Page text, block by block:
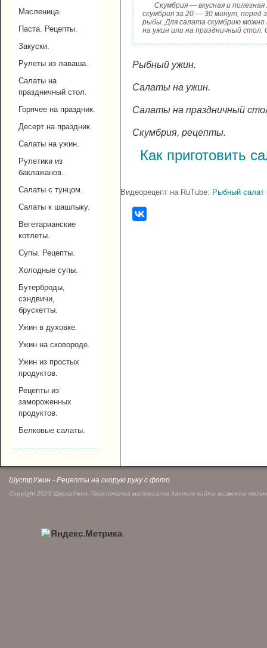
Масленица.
Паста. Рецепты.
Закуски.
Рулеты из лаваша.
Салаты на
праздничный стол.
Горячее на праздник.
Десерт на праздник.
Салаты на ужин.
Рулетики из
баклажанов.
Салаты с тунцом.
Салаты к шашлыку.
Вегетарианские
котлеты.
Супы. Рецепты.
Холодные супы.
Бутерброды,
сэндвичи,
брускетты.
Ужин в духовке.
Ужин на сковороде.
Ужин из простых
продуктов.
Рецепты из
замороженных
продуктов.
Белковые салаты.
Скумбрия — вкусная и
скумбрия за 20 — 30 минут, перед
рыбы. Для салата скумбрию
на ужин или на праздничный
Рыбный ужин.
Салаты на ужин.
Салаты на праздничный
Скумбрия, рецепты.
Как приготовить
Видеорецепт на RuTube: Рыбный салат
ШустрУжин - Рецепты на скорую руку с фото.
Copyright 2023 ШустрУжин. Перепечатка материалов данного сайта возможна